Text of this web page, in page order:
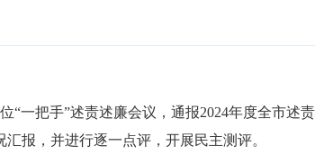
“一把手”述责述廉会议，通报2024年度全市述
报，并进行逐一点评，开展民主测评。